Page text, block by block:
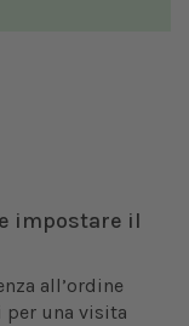
impostare il
all’ordine
una visita